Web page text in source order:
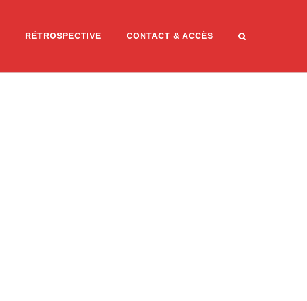
RÉTROSPECTIVE CONTACT & ACCÈS